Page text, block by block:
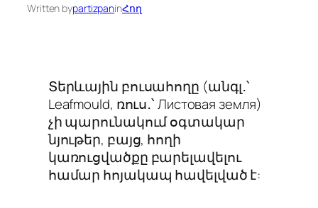
Written bypartizpaninՀող
Տերևային բուսահողը (անգլ․՝
Leafmould, ռուս․՝ Листовая земля)
չի պարունակում օգտակար
նյութեր, բայց, հողի
կառուցվածքը բարելավելու
համար հոյակապ հավելված է: